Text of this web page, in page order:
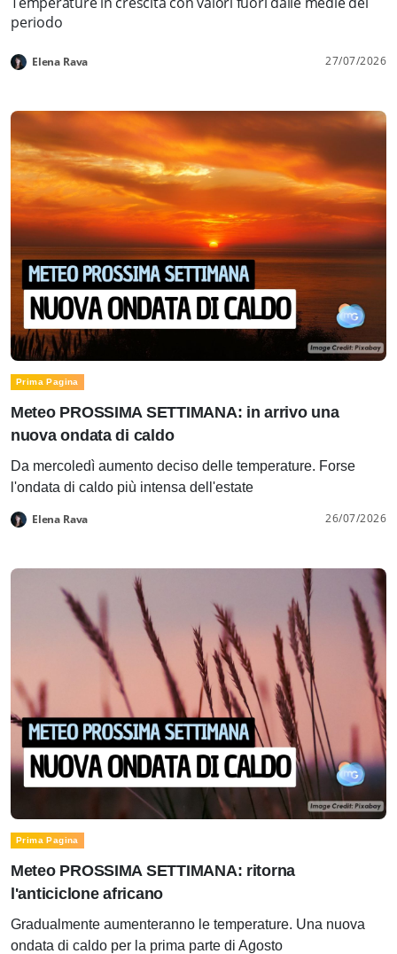
periodo
Elena Rava 27/07/2026
Prima Pagina
Meteo PROSSIMA SETTIMANA: in arrivo una
nuova ondata di caldo
Da mercoledì aumento deciso delle temperature. Forse
l'ondata di caldo più intensa dell'estate
Elena Rava 26/07/2026
Prima Pagina
Meteo PROSSIMA SETTIMANA: ritorna
l'anticiclone africano
Gradualmente aumenteranno le temperature. Una nuova
ondata di caldo per la prima parte di Agosto